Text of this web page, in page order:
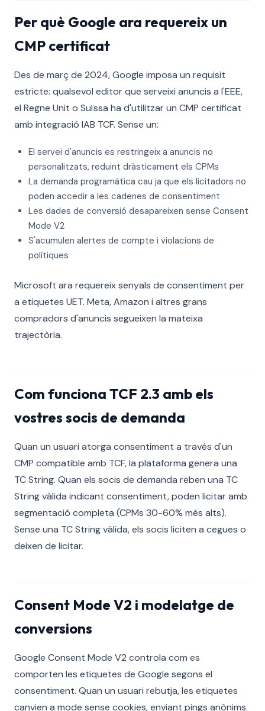
Per què Google ara requereix un
CMP certificat
Des de març de 2024, Google imposa un requisit
estricte: qualsevol editor que serveixi anuncis a l'EEE,
el Regne Unit o Suïssa ha d'utilitzar un CMP certificat
amb integració IAB TCF. Sense un:
El servei d'anuncis es restringeix a anuncis no
personalitzats, reduint dràsticament els CPMs
La demanda programàtica cau ja que els licitadors no
poden accedir a les cadenes de consentiment
Les dades de conversió desapareixen sense Consent
Mode V2
S'acumulen alertes de compte i violacions de
polítiques
Microsoft ara requereix senyals de consentiment per
a etiquetes UET. Meta, Amazon i altres grans
compradors d'anuncis segueixen la mateixa
trajectòria.
Com funciona TCF 2.3 amb els
vostres socis de demanda
Quan un usuari atorga consentiment a través d'un
CMP compatible amb TCF, la plataforma genera una
TC String. Quan els socis de demanda reben una TC
String vàlida indicant consentiment, poden licitar amb
segmentació completa (CPMs 30-60% més alts).
Sense una TC String vàlida, els socis liciten a cegues o
deixen de licitar.
Consent Mode V2 i modelatge de
conversions
Google Consent Mode V2 controla com es
comporten les etiquetes de Google segons el
consentiment. Quan un usuari rebutja, les etiquetes
canvien a mode sense cookies, enviant pings anònims.